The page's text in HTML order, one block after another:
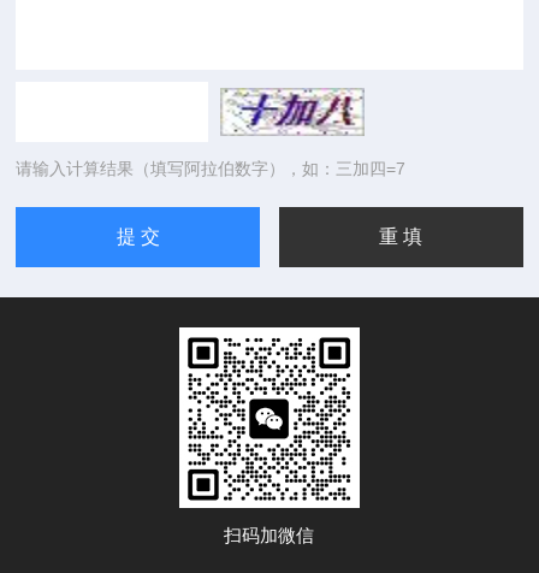
请输入计算结果（填写阿拉伯数字），如：三加四=7
扫码加微信